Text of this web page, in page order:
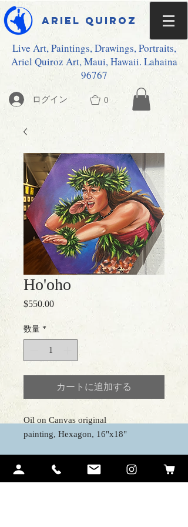
Ariel Quiroz
Live Art, Paintings, Drawings, Portraits,
Ariel Quiroz Art, Maui, Hawaii. Lahaina
96767
ログイン 0
Ho'oho
$550.00価
数量 *
カートに追加する
Oil on Canvas original
painting, Hexagon, 16"x18"